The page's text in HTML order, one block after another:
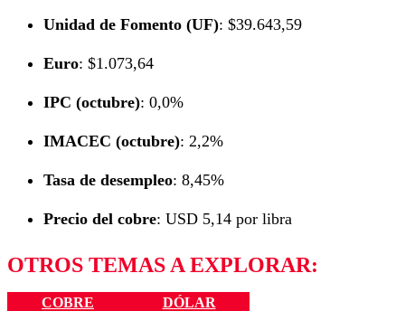
Unidad de Fomento (UF): $39.643,59
Euro: $1.073,64
IPC (octubre): 0,0%
IMACEC (octubre): 2,2%
Tasa de desempleo: 8,45%
Precio del cobre: USD 5,14 por libra
OTROS TEMAS A EXPLORAR:
COBRE
DÓLAR